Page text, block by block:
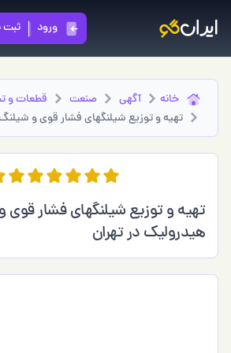
ورود
ثبت
خانه آگهی صنعت
قطعات و
تهیه و توزیع شیلنگهای فشار قوی و
تهیه و توزیع شیلنگهای فشار قوی
هیدرولیک در تهران